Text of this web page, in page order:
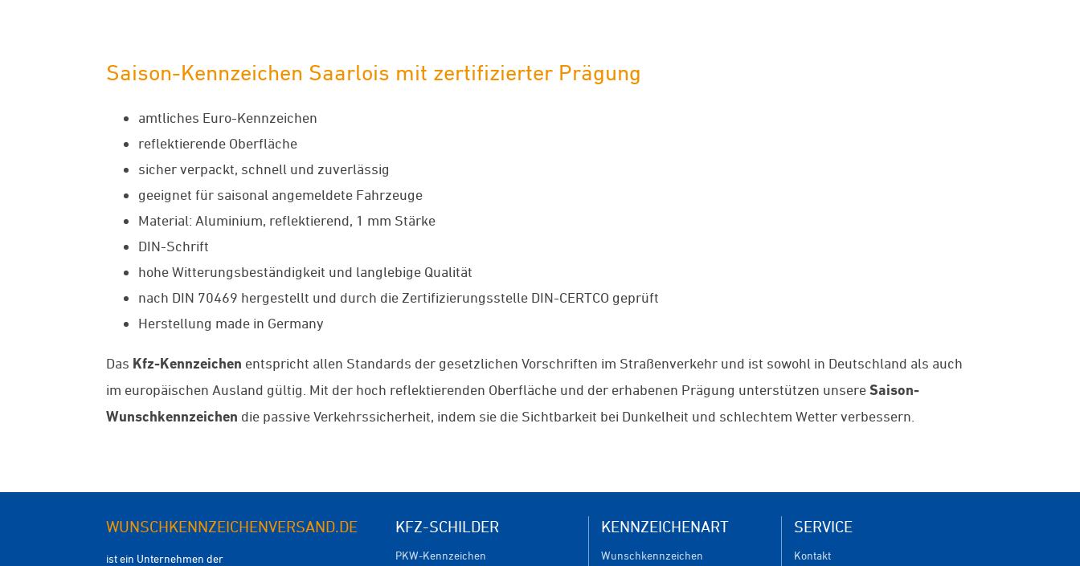
Saison-Kennzeichen Saarlois mit zertifizierter Prägung
amtliches Euro-Kennzeichen
reflektierende Oberfläche
sicher verpackt, schnell und zuverlässig
geeignet für saisonal angemeldete Fahrzeuge
Material: Aluminium, reflektierend, 1 mm Stärke
DIN-Schrift
hohe Witterungsbeständigkeit und langlebige Qualität
nach DIN 70469 hergestellt und durch die Zertifizierungsstelle DIN-CERTCO geprüft
Herstellung made in Germany
Das Kfz-Kennzeichen entspricht allen Standards der gesetzlichen Vorschriften im Straßenverkehr und ist sowohl in Deutschland als auch
im europäischen Ausland gültig. Mit der hoch reflektierenden Oberfläche und der erhabenen Prägung unterstützen unsere Saison-
Wunschkennzeichen die passive Verkehrssicherheit, indem sie die Sichtbarkeit bei Dunkelheit und schlechtem Wetter verbessern.
WUNSCHKENNZEICHENVERSAND.DE
ist ein Unternehmen der
KFZ-SCHILDER
PKW-Kennzeichen
KENNZEICHENART
Wunschkennzeichen
SERVICE
Kontakt